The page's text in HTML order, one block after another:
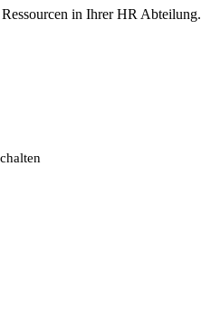
in Ihrer HR Abteilung.